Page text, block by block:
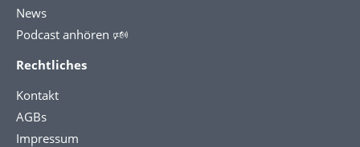
News
Podcast anhören 🕬
Rechtliches
Kontakt
AGBs
Impressum